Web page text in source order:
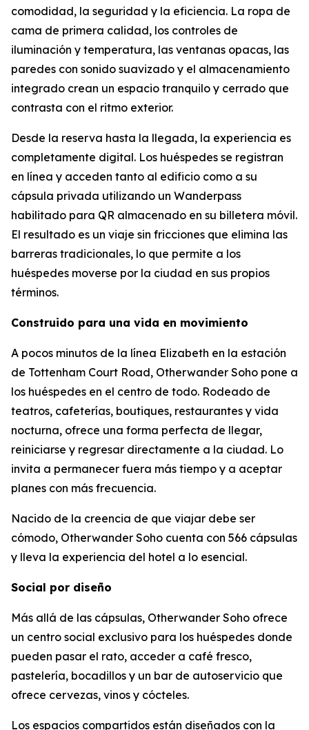
comodidad, la seguridad y la eficiencia. La ropa de
cama de primera calidad, los controles de
iluminación y temperatura, las ventanas opacas, las
paredes con sonido suavizado y el almacenamiento
integrado crean un espacio tranquilo y cerrado que
contrasta con el ritmo exterior.
Desde la reserva hasta la llegada, la experiencia es
completamente digital. Los huéspedes se registran
en línea y acceden tanto al edificio como a su
cápsula privada utilizando un Wanderpass
habilitado para QR almacenado en su billetera móvil.
El resultado es un viaje sin fricciones que elimina las
barreras tradicionales, lo que permite a los
huéspedes moverse por la ciudad en sus propios
términos.
Construido para una vida en movimiento
A pocos minutos de la línea Elizabeth en la estación
de Tottenham Court Road, Otherwander Soho pone a
los huéspedes en el centro de todo. Rodeado de
teatros, cafeterías, boutiques, restaurantes y vida
nocturna, ofrece una forma perfecta de llegar,
reiniciarse y regresar directamente a la ciudad. Lo
invita a permanecer fuera más tiempo y a aceptar
planes con más frecuencia.
Nacido de la creencia de que viajar debe ser
cómodo, Otherwander Soho cuenta con 566 cápsulas
y lleva la experiencia del hotel a lo esencial.
Social por diseño
Más allá de las cápsulas, Otherwander Soho ofrece
un centro social exclusivo para los huéspedes donde
pueden pasar el rato, acceder a café fresco,
pastelería, bocadillos y un bar de autoservicio que
ofrece cervezas, vinos y cócteles.
Los espacios compartidos están diseñados con la